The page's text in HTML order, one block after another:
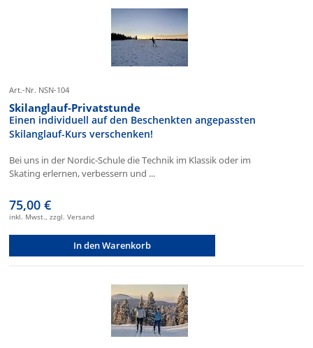
Art.-Nr. NSN-104
Skilanglauf-Privatstunde
Einen individuell auf den Beschenkten angepassten
Skilanglauf-Kurs verschenken!
Bei uns in der Nordic-Schule die Technik im Klassik oder im
Skating erlernen, verbessern und ...
75,00 €
inkl. Mwst., zzgl. Versand
In den Warenkorb